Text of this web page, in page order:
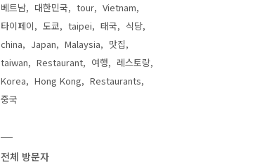
베트남
대한민국 tour
Vietnam
타이페이
도쿄 taipei 태국
식당
china
Japan Malaysia
맛집
taiwan
Restaurant 여행
레스토랑
Korea
Hong Kong
Restaurants
중국
전체 방문자